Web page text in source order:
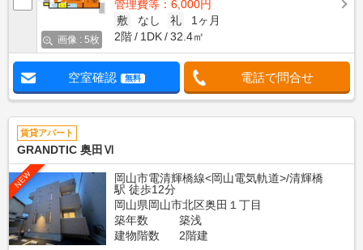
画像 : 5枚
管理費等：6,000円
敷
なし 礼
1ヶ月
2階
1DK 32.4㎡
空室確認 無料 電話で問合せ
賃貸アパート
GRANDTIC 奥田Ⅵ
NEW
岡山市電清輝橋線<岡山電気軌道>/清輝橋
駅 徒歩12分
岡山県岡山市北区奥田１丁目
築年数
築浅
建物階数
2階建